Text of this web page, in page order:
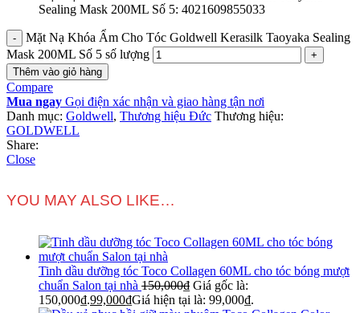
Sealing Mask 200ML Số 5: 4021609855033
Mặt Nạ Khóa Ẩm Cho Tóc Goldwell Kerasilk Taoyaka Sealing
Mask 200ML Số 5 số lượng
Thêm vào giỏ hàng
Compare
Mua ngay Gọi điện xác nhận và giao hàng tận nơi
Danh mục: Goldwell, Thương hiệu Đức Thương hiệu:
GOLDWELL
Share:
Close
YOU MAY ALSO LIKE…
Tinh dầu dưỡng tóc Toco Collagen 60ML cho tóc bóng mượt
chuẩn Salon tại nhà 150,000₫ Giá gốc là:
150,000₫.99,000₫Giá hiện tại là: 99,000₫.